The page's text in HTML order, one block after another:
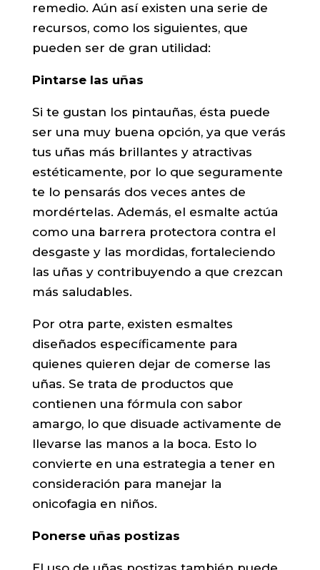
remedio. Aún así existen una serie de
recursos, como los siguientes, que
pueden ser de gran utilidad:
Pintarse las uñas
Si te gustan los pintauñas, ésta puede
ser una muy buena opción, ya que verás
tus uñas más brillantes y atractivas
estéticamente, por lo que seguramente
te lo pensarás dos veces antes de
mordértelas. Además, el esmalte actúa
como una barrera protectora contra el
desgaste y las mordidas, fortaleciendo
las uñas y contribuyendo a que crezcan
más saludables.
Por otra parte, existen esmaltes
diseñados específicamente para
quienes quieren dejar de comerse las
uñas. Se trata de productos que
contienen una fórmula con sabor
amargo, lo que disuade activamente de
llevarse las manos a la boca. Esto lo
convierte en una estrategia a tener en
consideración para manejar la
onicofagia en niños.
Ponerse uñas postizas